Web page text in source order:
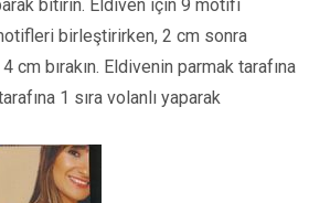
bitirin. Eldiven için 9 motifi
birleştirirken, 2 cm sonra
cm bırakın. Eldivenin parmak tarafına
1 sıra volanlı yaparak